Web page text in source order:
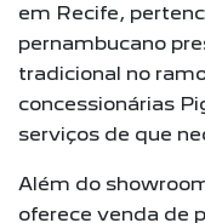
em Recife,
pernambucano
tradicional no
concessionárias
serviços de que
Além do
oferece venda de